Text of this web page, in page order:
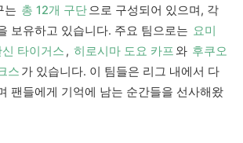
는 총 12개 구단으로 구성되어 있으며, 각
보유하고 있습니다. 주요 팀으로는 요미
신 타이거스 , 히로시마 도요 카프와 후쿠오
스 가 있습니다. 이 팀들은 리그 내에서 다
팬들에게 기억에 남는 순간들을 선사해왔